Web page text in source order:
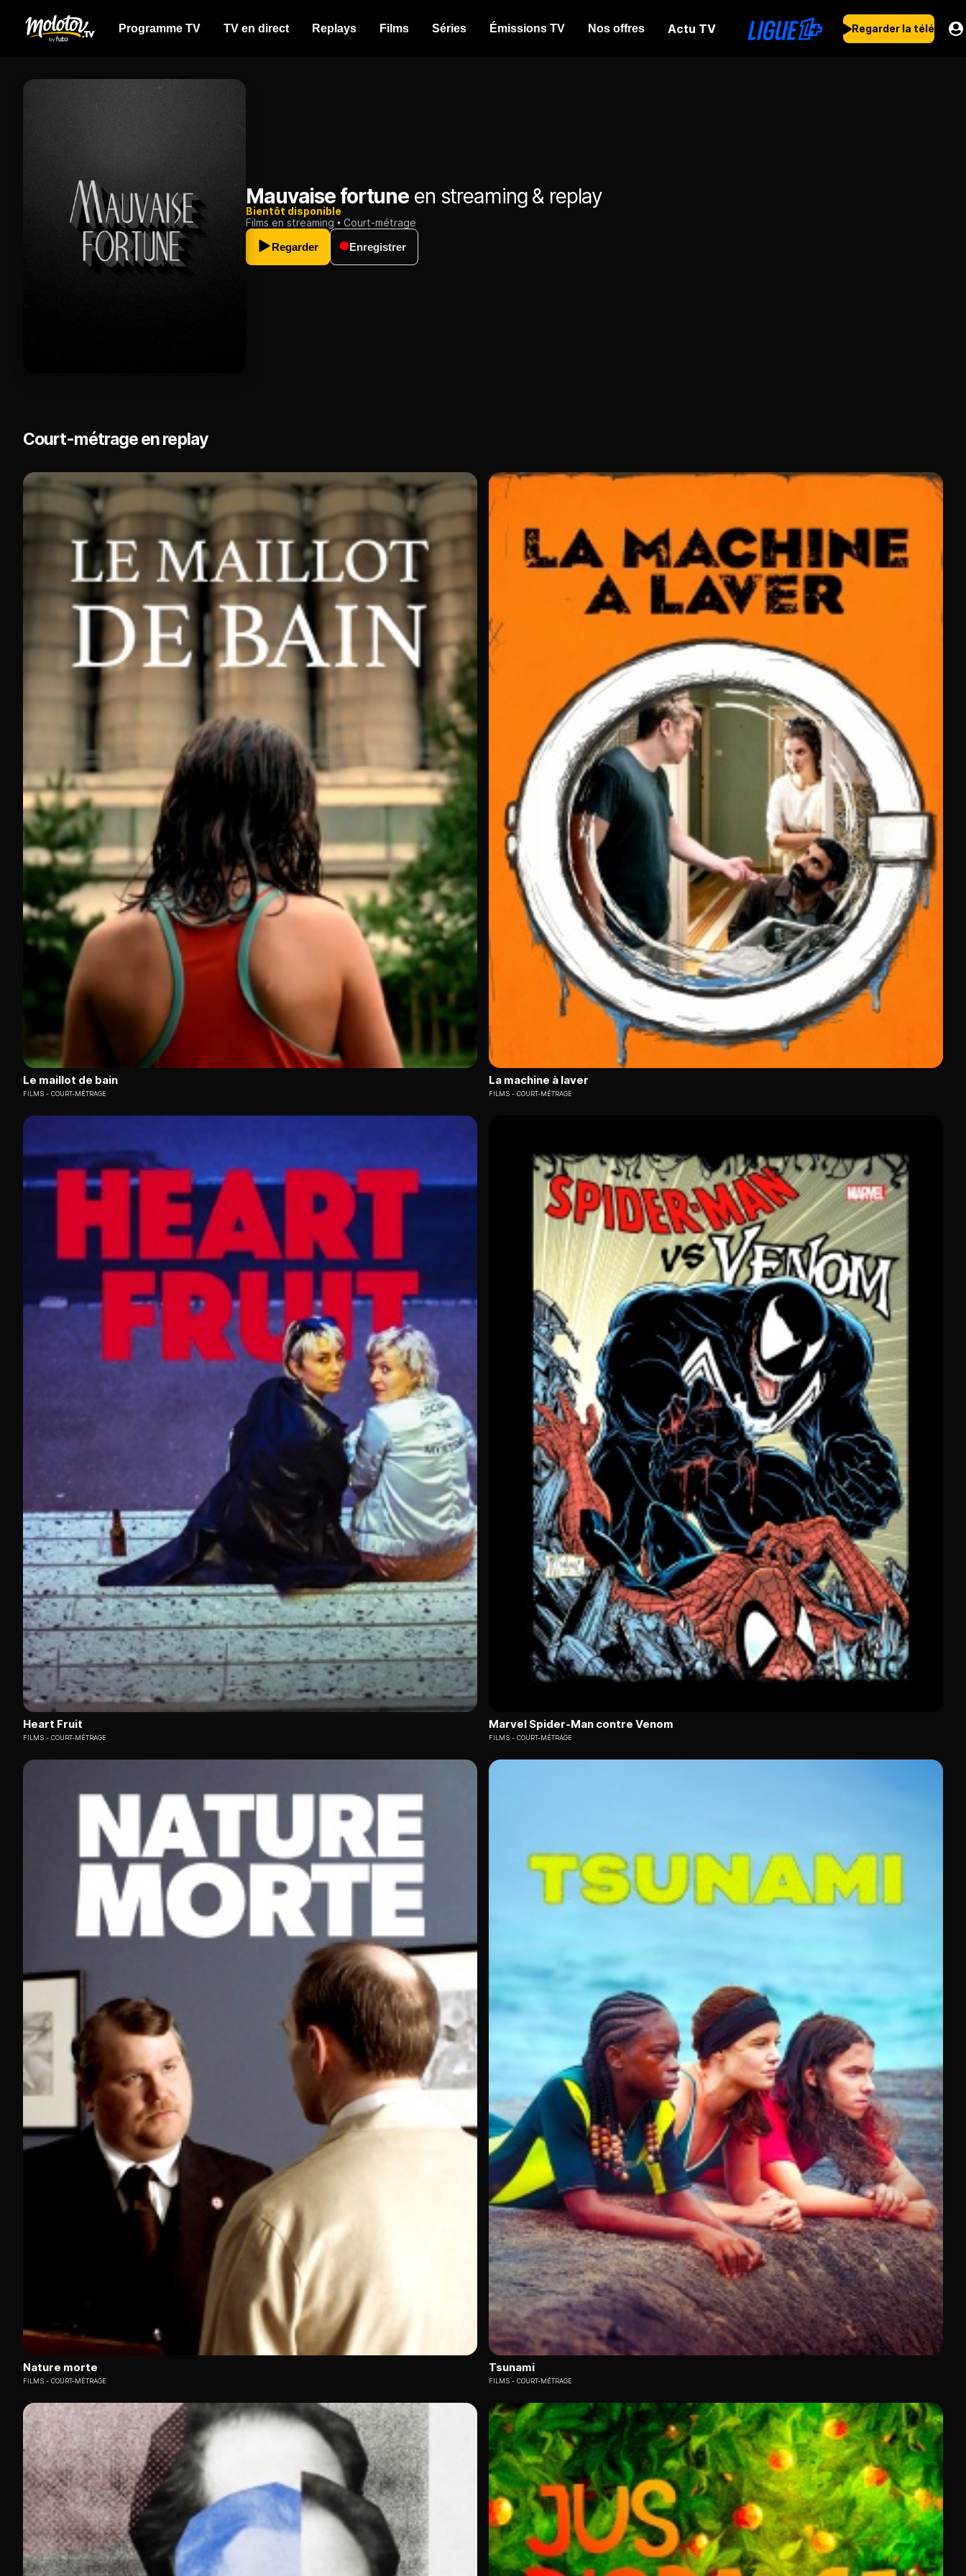
Programme TV TV en direct Replays Films Séries Émissions TV Nos offres Actu TV Regarder la télé
Mauvaise fortune en streaming & replay
Bientôt disponible
Films en streaming
Court-métrage
Regarder
Enregistrer
Court-métrage en replay
Le maillot de bain
FILMS COURT-MÉTRAGE
La machine à laver
FILMS COURT-MÉTRAGE
Heart Fruit
FILMS COURT-MÉTRAGE
Marvel Spider-Man contre Venom
FILMS COURT-MÉTRAGE
Nature morte
FILMS COURT-MÉTRAGE
Tsunami
FILMS COURT-MÉTRAGE